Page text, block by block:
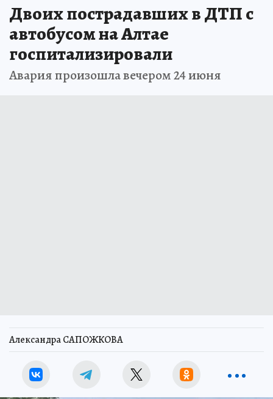
Двоих пострадавших в ДТП с
автобусом на Алтае
госпитализировали
Авария произошла вечером 24 июня
Александра САПОЖКОВА